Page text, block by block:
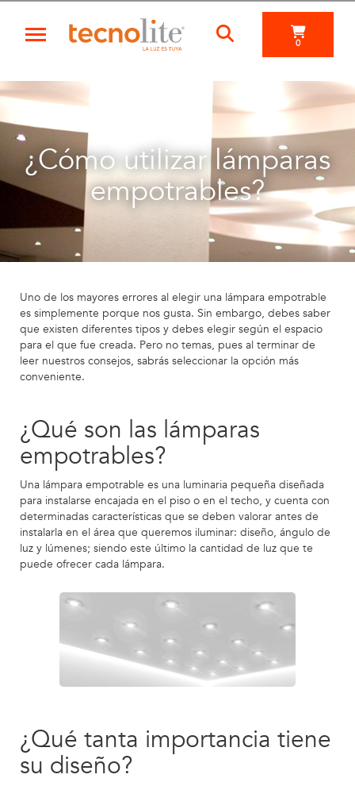
0
¿Cómo utilizar lámparas
empotrables?
Uno de los mayores errores al elegir una lámpara empotrable
es simplemente porque nos gusta. Sin embargo, debes saber
que existen diferentes tipos y debes elegir según el espacio
para el que fue creada. Pero no temas, pues al terminar de
leer nuestros consejos, sabrás seleccionar la opción más
conveniente.
¿Qué son las lámparas
empotrables?
Una lámpara empotrable es una luminaria pequeña diseñada
para instalarse encajada en el piso o en el techo, y cuenta con
determinadas características que se deben valorar antes de
instalarla en el área que queremos iluminar: diseño, ángulo de
luz y lúmenes; siendo este último la cantidad de luz que te
puede ofrecer cada lámpara.
¿Qué tanta importancia tiene
su diseño?